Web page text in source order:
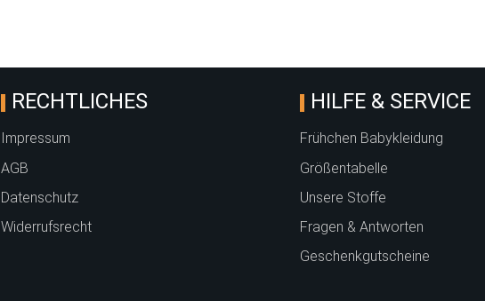
RECHTLICHES
Impressum
AGB
Datenschutz
Widerrufsrecht
HILFE & SERVICE
Frühchen Babykleidung
Größentabelle
Unsere Stoffe
Fragen & Antworten
Geschenkgutscheine